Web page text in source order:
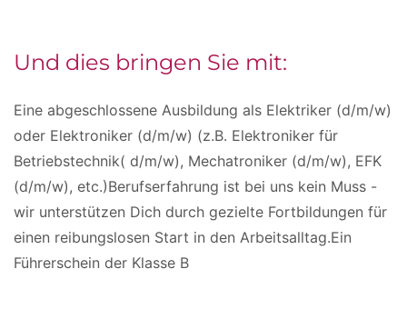
Und dies bringen Sie mit:
Eine abgeschlossene Ausbildung als Elektriker (d/m/w)
oder Elektroniker (d/m/w) (z.B. Elektroniker für
Betriebstechnik( d/m/w), Mechatroniker (d/m/w), EFK
(d/m/w), etc.)Berufserfahrung ist bei uns kein Muss -
wir unterstützen Dich durch gezielte Fortbildungen für
einen reibungslosen Start in den Arbeitsalltag.Ein
Führerschein der Klasse B